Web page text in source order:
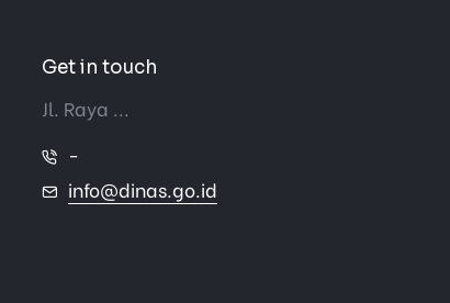
Get in touch
Jl. Raya ...
-
info@dinas.go.id